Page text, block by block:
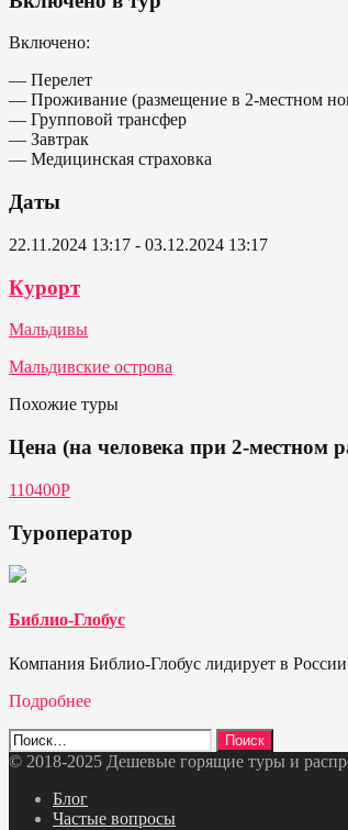
Включено:
— Перелет
— Проживание (размещение в 2-местном
— Групповой трансфер
— Завтрак
— Медицинская страховка
Даты
22.11.2024 13:17 - 03.12.2024 13:17
Курорт
Мальдивы
Мальдивские острова
Похожие туры
Цена (на человека при 2-местном
110400Р
Туроператор
Библио-Глобус
Компания Библио-Глобус лидирует в
Подробнее
Найти:
© 2018-2025 Дешевые горящие туры и
Блог
Частые вопросы